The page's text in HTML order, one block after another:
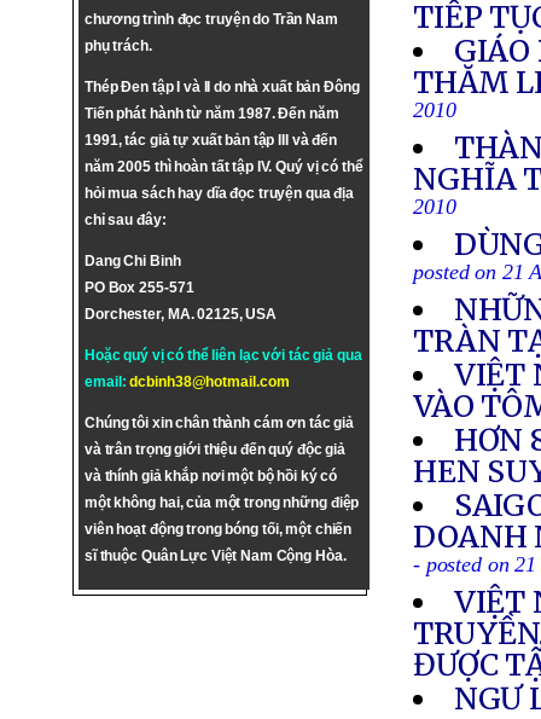
chương trình đọc truyện do Trần Nam
phụ trách.
Thép Đen tập I và II do nhà xuất bản Đông
Tiến phát hành từ năm 1987. Đến năm
1991, tác giả tự xuất bản tập III và đến
năm 2005 thì hoàn tất tập IV. Quý vị có thể
hỏi mua sách hay dĩa đọc truyện qua địa
chỉ sau đây:
Dang Chi Binh
PO Box 255-571
Dorchester, MA. 02125, USA
Hoặc quý vị có thể liên lạc với tác giả qua
email:dcbinh38@hotmail.com
Chúng tôi xin chân thành cám ơn tác giả
và trân trọng giới thiệu đến quý độc giả
và thính giả khắp nơi một bộ hồi ký có
một không hai, của một trong những điệp
viên hoạt động trong bóng tối, một chiến
sĩ thuộc Quân Lực Việt Nam Cộng Hòa.
TIẾP
GIÁO
THĂM
2010
NGHĨA
2010
posted on 21
TRÀN
VIỆT
VÀO
HƠN
HEN
DOANH
- posted on
VIỆT
ĐƯỢC
NGƯ